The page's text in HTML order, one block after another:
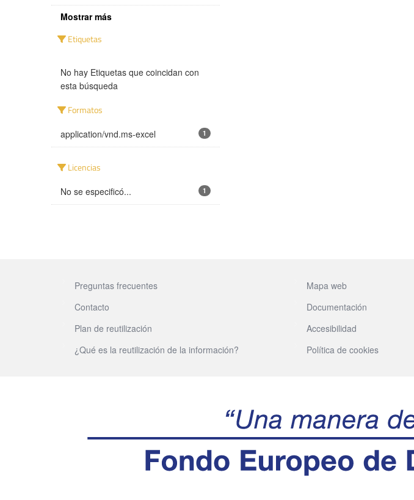
Mostrar más
Etiquetas
No hay Etiquetas que coincidan con
esta búsqueda
Formatos
application/vnd.ms-excel 1
Licencias
No se especificó... 1
Preguntas frecuentes Mapa web
Contacto
Documentación
Plan de reutilización
Accesibilidad
¿Qué es la reutilización de la información?
Política de cookies